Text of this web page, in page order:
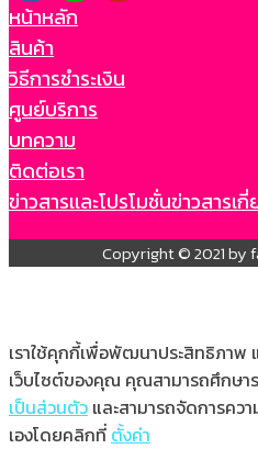
หน้าหลัก
สินค้า
วิธีการชำระเงิน
ศูนย์บริการ
บทความ
ติดต่อเรา
ข่าวสารเเละโปรโมชั่นข่าวสารเ
Copyright © 2021 by
เราใช้คุกกี้เพื่อพัฒนาประสิทธิภาพ
เว็บไซต์ของคุณ คุณสามารถศึกษา
เป็นส่วนตัว และสามารถจัดการคว
เองโดยคลิกที่ ตั้งค่า